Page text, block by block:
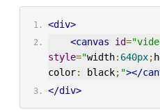
<div>
<canvas
id=
style="width: 640px;
color: black; "></
</div>